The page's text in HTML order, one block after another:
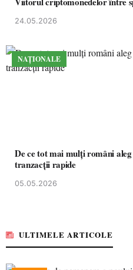
24.05.2026
NAȚIONALE
De ce tot mai mulți români
tranzacții rapide
05.05.2026
ULTIMELE ARTICOLE